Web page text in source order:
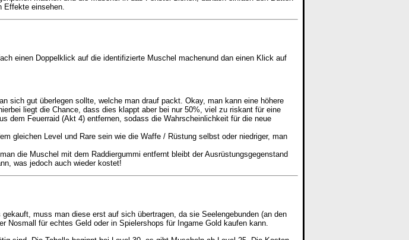
einsehen.
einen Doppelklick auf die identifizierte Muschel machenund dan einen Klick auf
sich gut überlegen sollte, welche man drauf packt. Okay, man kann eine höhere
liegt die Chance, dass dies klappt aber bei nur 50%, viel zu riskant für eine
dem Feuerraid (Akt 4) entfernen, sodass die Wahrscheinlichkeit für die neue
gleichen Level und Rare sein wie die Waffe / Rüstung selbst oder niedriger, man
die Muschel mit dem Raddiergummi entfernt bleibt der Ausrüstungsgegenstand
was jedoch auch wieder kostet!
muss man diese erst auf sich übertragen, da sie Seelengebunden (an den
Nosmall für echtes Geld oder in Spielershops für Ingame Gold kaufen kann.